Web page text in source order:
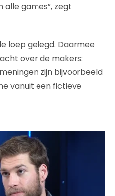
alle games”, zegt
loep gelegd. Daarmee
over de makers:
zijn bijvoorbeeld
vanuit een fictieve